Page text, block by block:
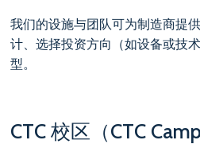
我们的设施与团队可为制造商提
计、选择投资方向（如设备或技
型。
CTC 校区（CTC